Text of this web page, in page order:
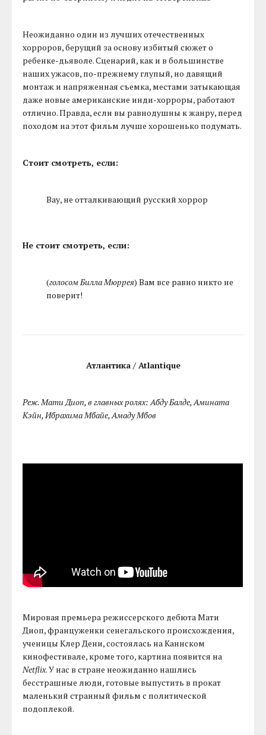
Неожиданно один из лучших отечественных
хорроров, берущий за основу избитый сюжет о
ребенке-дьяволе. Сценарий, как и в большинстве
наших ужасов, по-прежнему глупый, но давящий
монтаж и напряженная съемка, местами затыкающая
даже новые американские инди-хорроры, работают
отлично. Правда, если вы равнодушны к жанру, перед
походом на этот фильм лучше хорошенько подумать.
Стоит смотреть, если:
Вау, не отталкивающий русский хоррор
Не стоит смотреть, если:
(голосом Билла Мюррея) Вам все равно никто не
поверит!
Атлантика / Atlantique
Реж. Мати Диоп, в главных ролях: Абду Балде, Амината
Кэйн, Ибрахима Мбайе, Амаду Мбов
Мировая премьера режиссерского дебюта Мати
Диоп, француженки сенегальского происхождения,
ученицы Клер Дени, состоялась на Каннском
кинофестивале, кроме того, картина появится на
Netflix. У нас в стране неожиданно нашлись
бесстрашные люди, готовые выпустить в прокат
маленький странный фильм с политической
подоплекой.